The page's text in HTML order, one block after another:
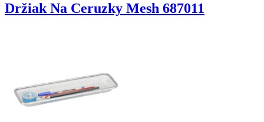
Držiak Na Ceruzky Mesh 687011